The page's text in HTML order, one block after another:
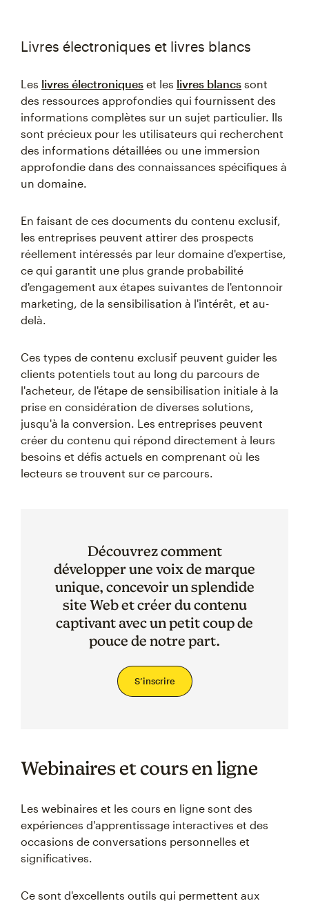
Livres électroniques et livres blancs
Les livres électroniques et les livres blancs sont
des ressources approfondies qui fournissent des
informations complètes sur un sujet particulier. Ils
sont précieux pour les utilisateurs qui recherchent
des informations détaillées ou une immersion
approfondie dans des connaissances spécifiques à
un domaine.
En faisant de ces documents du contenu exclusif,
les entreprises peuvent attirer des prospects
réellement intéressés par leur domaine d'expertise,
ce qui garantit une plus grande probabilité
d'engagement aux étapes suivantes de l'entonnoir
marketing, de la sensibilisation à l'intérêt, et au-
delà.
Ces types de contenu exclusif peuvent guider les
clients potentiels tout au long du parcours de
l'acheteur, de l'étape de sensibilisation initiale à la
prise en considération de diverses solutions,
jusqu'à la conversion. Les entreprises peuvent
créer du contenu qui répond directement à leurs
besoins et défis actuels en comprenant où les
lecteurs se trouvent sur ce parcours.
Découvrez comment
développer une voix de marque
unique, concevoir un splendide
site Web et créer du contenu
captivant avec un petit coup de
pouce de notre part.
S’inscrire
Webinaires et cours en ligne
Les webinaires et les cours en ligne sont des
expériences d'apprentissage interactives et des
occasions de conversations personnelles et
significatives.
Ce sont d'excellents outils qui permettent aux